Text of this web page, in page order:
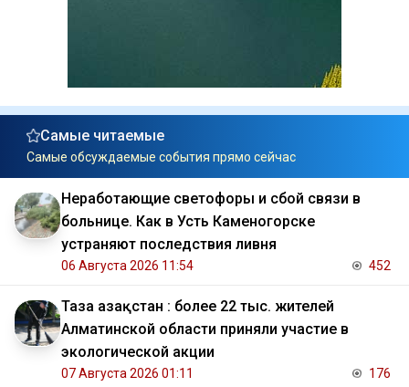
Самые читаемые
Самые обсуждаемые события прямо сейчас
Неработающие светофоры и сбой связи в
больнице. Как в Усть Каменогорске
устраняют последствия ливня
06 Августа 2026 11:54 452
Таза Қазақстан : более 22 тыс. жителей
Алматинской области приняли участие в
экологической акции
07 Августа 2026 01:11 176